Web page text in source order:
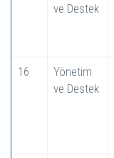
ve Destek
16
Yönetim
ve Destek